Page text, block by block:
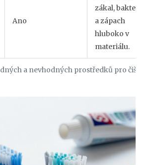
a nevhodných prostředků pro čištění
Ano
zákal, bakterie
a zápach
hluboko v
materiálu.